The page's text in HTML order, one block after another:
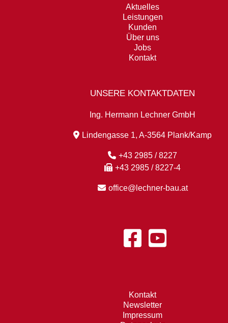
Aktuelles
Leistungen
Kunden
Über uns
Jobs
Kontakt
UNSERE KONTAKTDATEN
Ing. Hermann Lechner GmbH
Lindengasse 1, A-3564 Plank/Kamp
+43 2985 / 8227
+43 2985 / 8227-4
office@lechner-bau.at
Kontakt
Newsletter
Impressum